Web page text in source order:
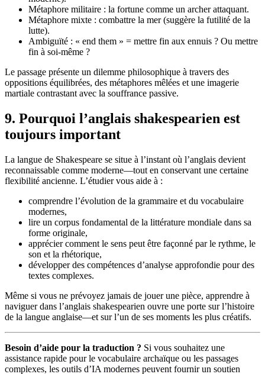
Métaphore militaire : la fortune comme un archer attaquant.
Métaphore mixte : combattre la mer (suggère la futilité de la
lutte).
Ambiguïté : « end them » = mettre fin aux ennuis ? Ou mettre
fin à soi-même ?
Le passage présente un dilemme philosophique à travers des
oppositions équilibrées, des métaphores mêlées et une imagerie
martiale contrastant avec la souffrance passive.
9. Pourquoi l’anglais shakespearien est
toujours important
La langue de Shakespeare se situe à l’instant où l’anglais devient
reconnaissable comme moderne—tout en conservant une certaine
flexibilité ancienne. L’étudier vous aide à :
comprendre l’évolution de la grammaire et du vocabulaire
modernes,
lire un corpus fondamental de la littérature mondiale dans sa
forme originale,
apprécier comment le sens peut être façonné par le rythme, le
son et la rhétorique,
développer des compétences d’analyse approfondie pour des
textes complexes.
Même si vous ne prévoyez jamais de jouer une pièce, apprendre à
naviguer dans l’anglais shakespearien ouvre une porte sur l’histoire
de la langue anglaise—et sur l’un de ses moments les plus créatifs.
Besoin d’aide pour la traduction ? Si vous souhaitez une
assistance rapide pour le vocabulaire archaïque ou les passages
complexes, les outils d’IA modernes peuvent fournir un soutien